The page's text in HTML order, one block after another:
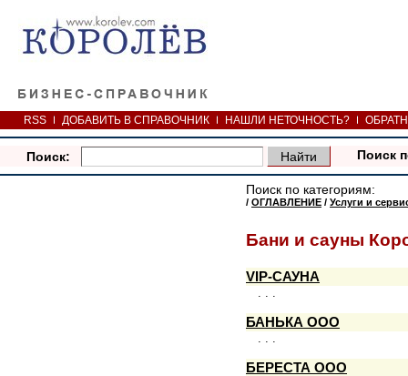
RSS ДОБАВИТЬ В СПРАВОЧНИК НАШЛИ НЕТОЧНОСТЬ?
Поиск: Поиск
Поиск по категориям:
/ ОГЛАВЛЕНИЕ / Услуги и
Бани и сауны
VIP-САУНА
. . .
БАНЬКА ООО
. . .
БЕРЕСТА ООО